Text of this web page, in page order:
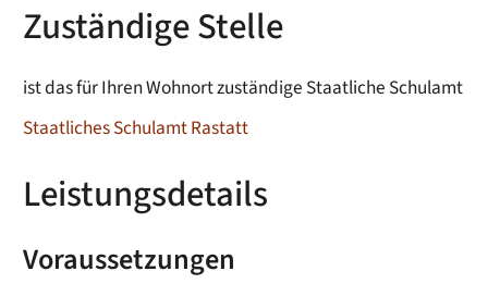
Zuständige Stelle
ist das für Ihren Wohnort zuständige Staatliche Schulamt
Staatliches Schulamt Rastatt
Leistungsdetails
Voraussetzungen